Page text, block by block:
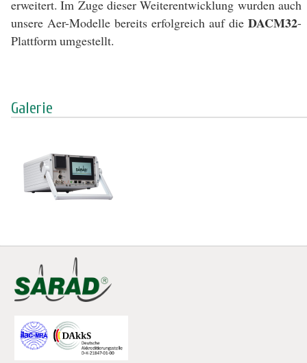
erweitert. Im Zuge dieser Weiterentwicklung wurden auch
unsere Aer-Modelle bereits erfolgreich auf die DACM32-
Plattform umgestellt.
Galerie